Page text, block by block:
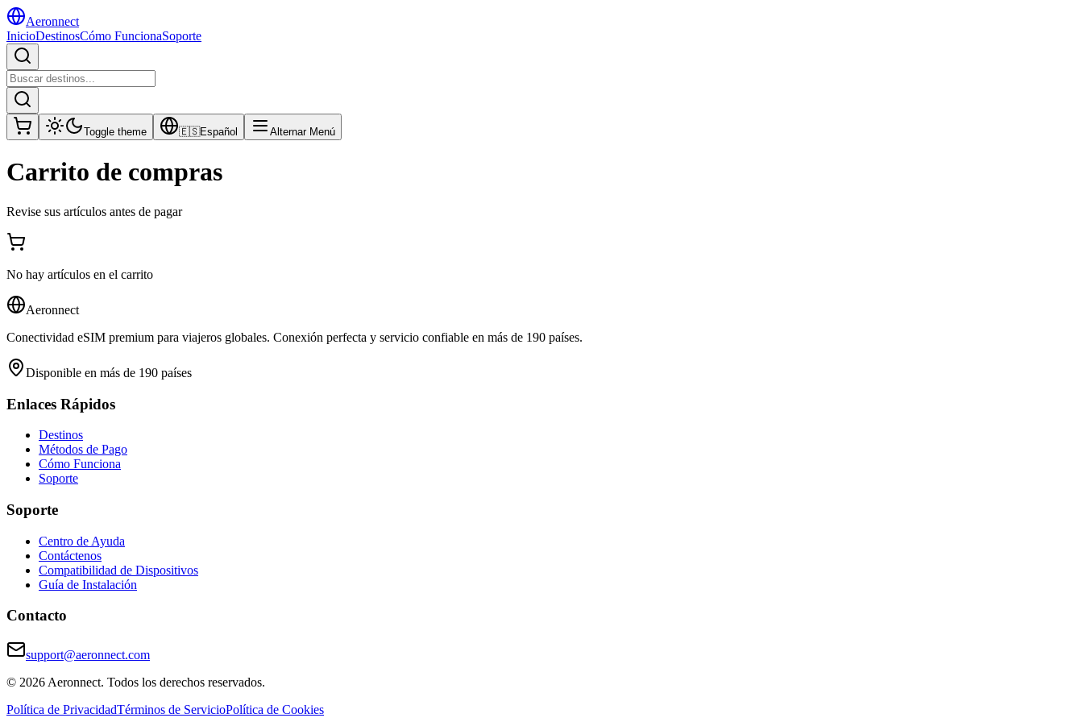
Aeronnect
InicioDestinosCómo FuncionaSoporte
Toggle theme 🇪🇸Español Alternar Menú
Carrito de compras
Revise sus artículos antes de pagar
No hay artículos en el carrito
Aeronnect
Conectividad eSIM premium para viajeros globales. Conexión perfecta y servicio confiable en más de 190 países.
Disponible en más de 190 países
Enlaces Rápidos
Destinos
Métodos de Pago
Cómo Funciona
Soporte
Soporte
Centro de Ayuda
Contáctenos
Compatibilidad de Dispositivos
Guía de Instalación
Contacto
support@aeronnect.com
© 2026 Aeronnect. Todos los derechos reservados.
Política de PrivacidadTérminos de ServicioPolítica de Cookies